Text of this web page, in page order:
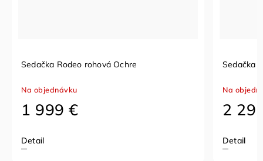
Sedačka Rodeo rohová Ochre
Na objednávku
1 999 €
Detail
Sedačka
Na
2
Detail